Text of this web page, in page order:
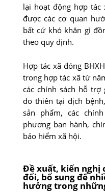
lại hoạt động hợp
được các cơ quan
bất cứ khó khăn gì
theo quy định.
Hợp tác xã đóng
trong hợp tác xã từ
các chính sách hỗ
do thiên tại dịch
sản phẩm, các
phương ban hành,
bảo hiểm xã hội.
Đề xuất, kiến nghị
đổi, bổ sung để
hưởng trong